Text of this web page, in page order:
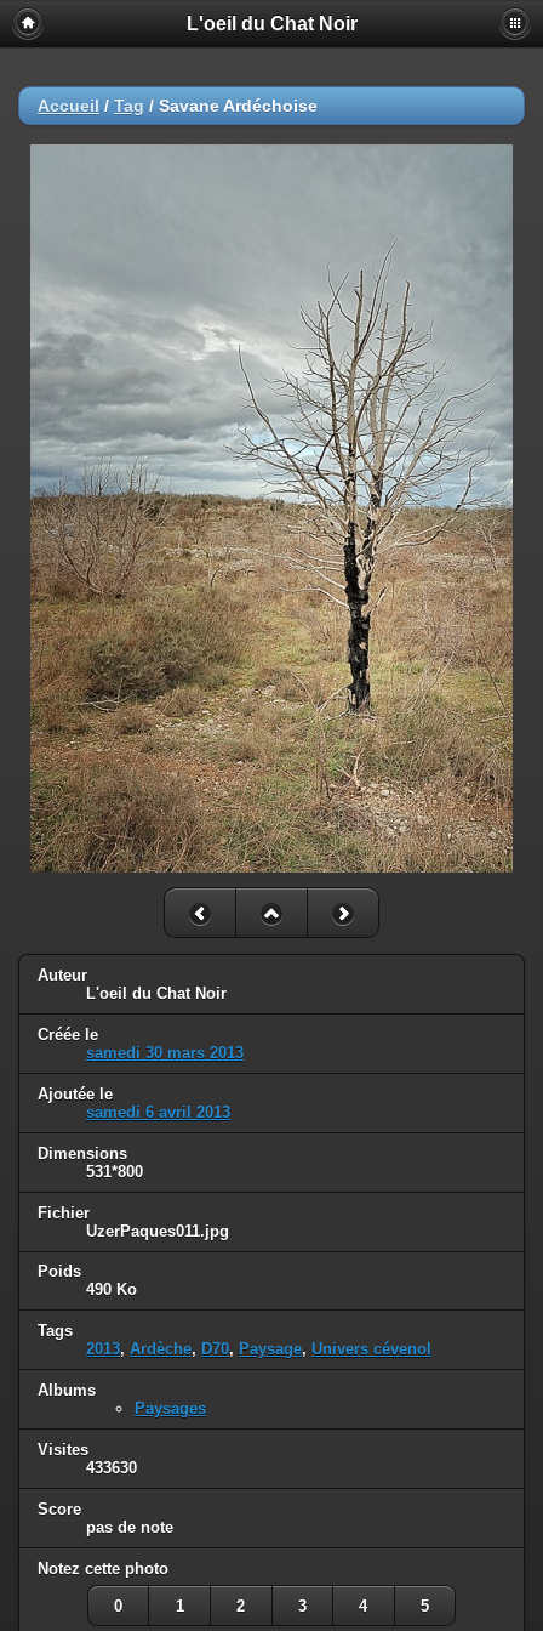
L'oeil du Chat Noir
Accueil / Tag / Savane Ardéchoise
Auteur
L'oeil du Chat Noir
Créée le
samedi 30 mars 2013
Ajoutée le
samedi 6 avril 2013
Dimensions
531*800
Fichier
UzerPaques011.jpg
Poids
490 Ko
Tags
2013, Ardèche, D70, Paysage, Univers cévenol
Albums
Paysages
Visites
433630
Score
pas de note
Notez cette photo
0 1 2 3 4 5